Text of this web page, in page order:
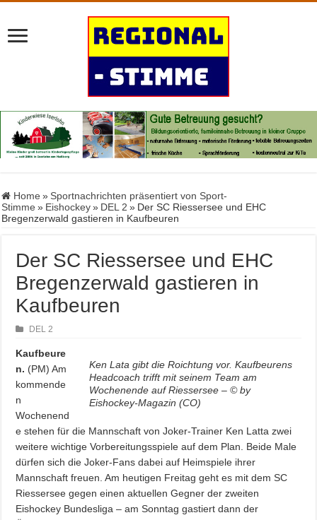
Home » Sportnachrichten präsentiert von Sport-
Stimme » Eishockey » DEL 2 » Der SC Riessersee und EHC
Bregenzerwald gastieren in Kaufbeuren
Der SC Riessersee und EHC
Bregenzerwald gastieren in
Kaufbeuren
DEL 2
Ken Lata gibt die Roichtung vor. Kaufbeurens
Headcoach trifft mit seinem Team am
Wochenende auf Riessersee – © by
Eishockey-Magazin (CO)
Kaufbeure
n. (PM) Am
kommende
n
Wochenend
e stehen für die Mannschaft von Joker-Trainer Ken Latta zwei
weitere wichtige Vorbereitungsspiele auf dem Plan. Beide Male
dürfen sich die Joker-Fans dabei auf Heimspiele ihrer
Mannschaft freuen. Am heutigen Freitag geht es mit dem SC
Riessersee gegen einen aktuellen Gegner der zweiten
Eishockey Bundesliga – am Sonntag gastiert dann der